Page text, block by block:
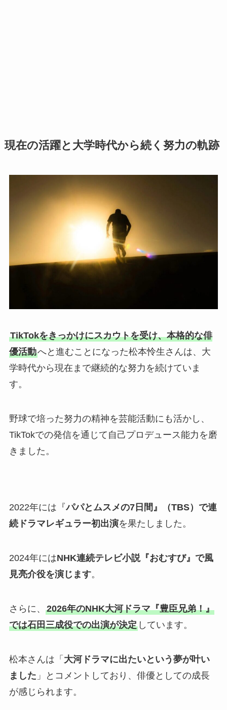
現在の活躍と大学時代から続く努力の軌跡
TikTokをきっかけにスカウトを受け、本格的な俳
優活動へと進むことになった松本怜生さんは、大
学時代から現在まで継続的な努力を続けていま
す。
野球で培った努力の精神を芸能活動にも活かし、
TikTokでの発信を通じて自己プロデュース能力を磨
きました。
2022年には『パパとムスメの7日間』（TBS）で連
続ドラマレギュラー初出演を果たしました。
2024年にはNHK連続テレビ小説『おむすび』で風
見亮介役を演じます。
さらに、 2026年のNHK大河ドラマ『豊臣兄弟！』
では石田三成役での出演が決定しています。
松本さんは「 大河ドラマに出たいという夢が叶い
ました 」とコメントしており、俳優としての成長
が感じられます。